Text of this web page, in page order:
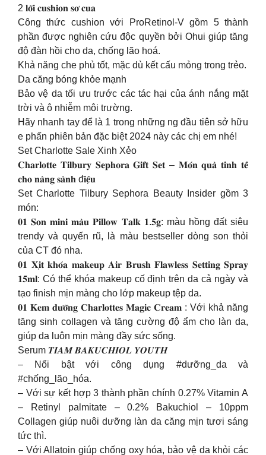
2 𝐥𝐨̃𝐢 𝐜𝐮𝐬𝐡𝐢𝐨𝐧 𝐬𝐨̛ 𝐜𝐮𝐚
Công thức cushion với ProRetinol-V gồm 5 thành
phần được nghiên cứu độc quyền bởi Ohui giúp tăng
độ đàn hồi cho da, chống lão hoá.
Khả năng che phủ tốt, mặc dù kết cấu mỏng trong trẻo.
​Da căng bóng khỏe mạnh
Bảo vệ da tối ưu trước các tác hại của ánh nắng mặt
trời và ô nhiễm môi trường.
Hãy nhanh tay để là 1 trong những ng đầu tiên sở hữu
e phấn phiên bản đặc biệt 2024 này các chị em nhé!
Set Charlotte Sale Xinh Xẻo
𝐂𝐡𝐚𝐫𝐥𝐨𝐭𝐭𝐞 𝐓𝐢𝐥𝐛𝐮𝐫𝐲 𝐒𝐞𝐩𝐡𝐨𝐫𝐚 𝐆𝐢𝐟𝐭 𝐒𝐞𝐭 – 𝐌𝐨́𝐧 𝐪𝐮𝐚̀ 𝐭𝐢𝐧𝐡 𝐭𝐞̂́
𝐜𝐡𝐨 𝐧𝐚̀𝐧𝐠 𝐬𝐚̀𝐧𝐡 đ𝐢𝐞̣̂𝐮
Set Charlotte Tilbury Sephora Beauty Insider gồm 3
món:
𝟎𝟏 𝐒𝐨𝐧 𝐦𝐢𝐧𝐢 𝐦𝐚̀𝐮 𝐏𝐢𝐥𝐥𝐨𝐰 𝐓𝐚𝐥𝐤 𝟏.𝟓𝐠: màu hồng đất siêu
trendy và quyến rũ, là màu bestseller dòng son thỏi
của CT đó nha.
𝟎𝟏 𝐗𝐢̣𝐭 𝐤𝐡𝐨́𝐚 𝐦𝐚𝐤𝐞𝐮𝐩 𝐀𝐢𝐫 𝐁𝐫𝐮𝐬𝐡 𝐅𝐥𝐚𝐰𝐥𝐞𝐬𝐬 𝐒𝐞𝐭𝐭𝐢𝐧𝐠 𝐒𝐩𝐫𝐚𝐲
𝟏𝟓𝐦𝐥: Có thể khóa makeup cố định trên da cả ngày và
tạo finish mịn màng cho lớp makeup tệp da.
𝟎𝟏 𝐊𝐞𝐦 𝐝𝐮̛𝐨̛̃𝐧𝐠 𝐂𝐡𝐚𝐫𝐥𝐨𝐭𝐭𝐞𝐬 𝐌𝐚𝐠𝐢𝐜 𝐂𝐫𝐞𝐚𝐦 : Với khả năng
tăng sinh collagen và tăng cường độ ẩm cho làn da,
giúp da luôn mịn màng đầy sức sống.
Serum 𝑻𝑰𝑨𝑴 𝑩𝑨𝑲𝑼𝑪𝑯𝑰𝑶𝑳 𝒀𝑶𝑼𝑻𝑯
– Nổi bật với công dụng #dưỡng_da và
#chống_lão_hóa.
– Với sự kết hợp 3 thành phần chính 0.27% Vitamin A
– Retinyl palmitate – 0.2% Bakuchiol – 10ppm
Collagen giúp nuôi dưỡng làn da căng mịn tươi sáng
tức thì.
– Với Allatoin giúp chống oxy hóa, bảo vệ da khỏi các